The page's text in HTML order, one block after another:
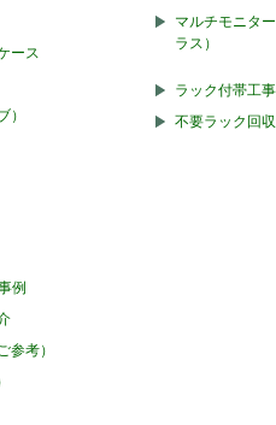
ース
）
例
参考）
マルチモニタ
ラス）
ラック付帯工
不要ラック回